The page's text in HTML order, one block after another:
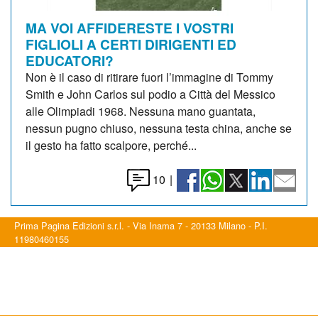
MA VOI AFFIDERESTE I VOSTRI
FIGLIOLI A CERTI DIRIGENTI ED
EDUCATORI?
Non è il caso di ritirare fuori l’immagine di Tommy
Smith e John Carlos sul podio a Città del Messico
alle Olimpiadi 1968. Nessuna mano guantata,
nessun pugno chiuso, nessuna testa china, anche se
il gesto ha fatto scalpore, perché...
10 |
Prima Pagina Edizioni s.r.l. - Via Inama 7 - 20133 Milano - P.I.
11980460155